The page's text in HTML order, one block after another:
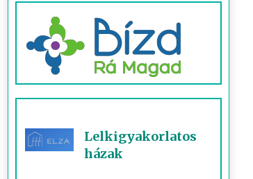
Lelkigyakorlatos
házak